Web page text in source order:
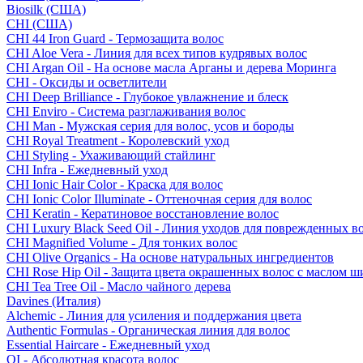
Biosilk (США)
CHI (США)
CHI 44 Iron Guard - Термозащита волос
CHI Aloe Vera - Линия для всех типов кудрявых волос
CHI Argan Oil - На основе масла Арганы и дерева Моринга
CHI - Оксиды и осветлители
CHI Deep Brilliance - Глубокое увлажнение и блеск
CHI Enviro - Система разглаживания волос
CHI Man - Мужская серия для волос, усов и бороды
CHI Royal Treatment - Королевский уход
CHI Styling - Ухаживающий стайлинг
CHI Infra - Ежедневный уход
CHI Ionic Hair Color - Краска для волос
CHI Ionic Color Illuminate - Оттеночная серия для волос
CHI Keratin - Кератиновое восстановление волос
CHI Luxury Black Seed Oil - Линия уходов для поврежденных
CHI Magnified Volume - Для тонких волос
CHI Olive Organics - На основе натуральных ингредиентов
CHI Rose Hip Oil - Защита цвета окрашенных волос с маслом
CHI Tea Tree Oil - Масло чайного дерева
Davines (Италия)
Alchemic - Линия для усиления и поддержания цвета
Authentic Formulas - Органическая линия для волос
Essential Haircare - Eжедневный уход
OI - Абсолютная красота волос